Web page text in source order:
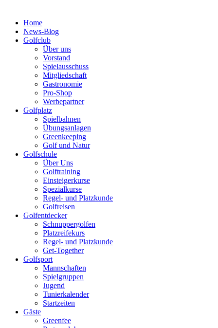
Home
News-Blog
Golfclub
Über uns
Vorstand
Spielausschuss
Mitgliedschaft
Gastronomie
Pro-Shop
Werbepartner
Golfplatz
Spielbahnen
Übungsanlagen
Greenkeeping
Golf und Natur
Golfschule
Über Uns
Golftraining
Einsteigerkurse
Spezialkurse
Regel- und Platzkunde
Golfreisen
Golfentdecker
Schnuppergolfen
Platzreifekurs
Regel- und Platzkunde
Get-Together
Golfsport
Mannschaften
Spielgruppen
Jugend
Tunierkalender
Startzeiten
Gäste
Greenfee